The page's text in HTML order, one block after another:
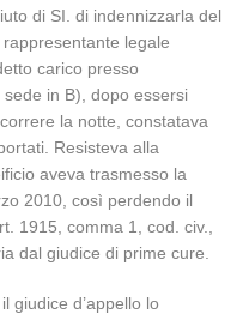
di SI. di indennizzarla del
legale
carico presso
in B), dopo essersi
la notte, constatava
Resisteva alla
aveva trasmesso la
2010, così perdendo il
1915, comma 1, cod. civ.,
dal giudice di prime cure.
giudice d’appello lo